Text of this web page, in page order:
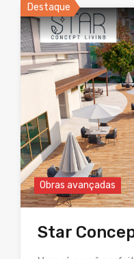
Destaque
Obras avançadas
Star